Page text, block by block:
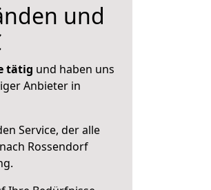
und
tätig und haben uns
Anbieter in
Service, der alle
Rossendorf